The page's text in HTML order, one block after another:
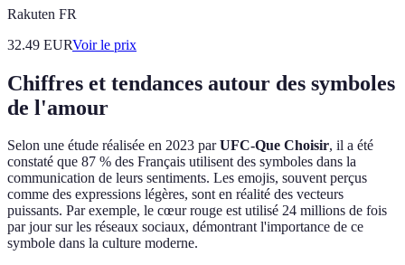
Rakuten FR
32.49 EURVoir le prix
Chiffres et tendances autour des symboles
de l'amour
Selon une étude réalisée en 2023 parUFC-Que Choisir, il a été
constaté que 87 % des Français utilisent des symboles dans la
communication de leurs sentiments. Les emojis, souvent perçus
comme des expressions légères, sont en réalité des vecteurs
puissants. Par exemple, le cœur rouge est utilisé 24 millions de fois
par jour sur les réseaux sociaux, démontrant l'importance de ce
symbole dans la culture moderne.